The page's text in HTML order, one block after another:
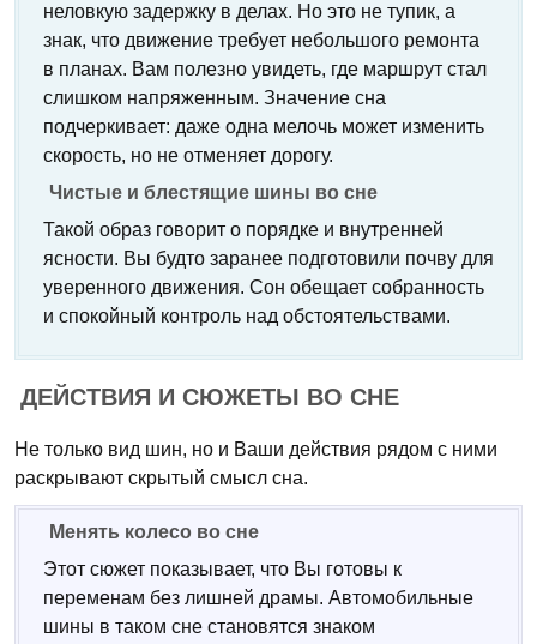
неловкую задержку в делах. Но это не тупик, а
знак, что движение требует небольшого ремонта
в планах. Вам полезно увидеть, где маршрут стал
слишком напряженным. Значение сна
подчеркивает: даже одна мелочь может изменить
скорость, но не отменяет дорогу.
Чистые и блестящие шины во сне
Такой образ говорит о порядке и внутренней
ясности. Вы будто заранее подготовили почву для
уверенного движения. Сон обещает собранность
и спокойный контроль над обстоятельствами.
ДЕЙСТВИЯ И СЮЖЕТЫ ВО СНЕ
Не только вид шин, но и Ваши действия рядом с ними
раскрывают скрытый смысл сна.
Менять колесо во сне
Этот сюжет показывает, что Вы готовы к
переменам без лишней драмы. Автомобильные
шины в таком сне становятся знаком